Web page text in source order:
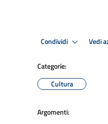
Condividi Vedi
Categorie:
Cultura
Argomenti: